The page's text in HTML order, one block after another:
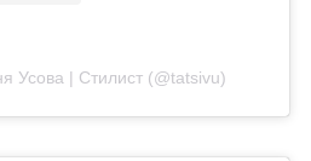
Усова | Стилист (@tatsivu)